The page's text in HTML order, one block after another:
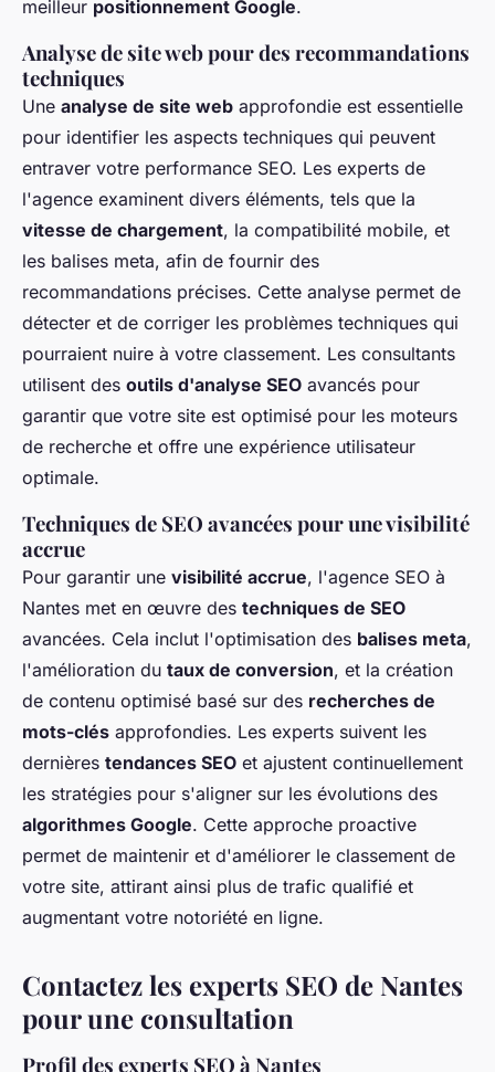
meilleur positionnement Google.
Analyse de site web pour des recommandations
techniques
Une analyse de site web approfondie est essentielle
pour identifier les aspects techniques qui peuvent
entraver votre performance SEO. Les experts de
l'agence examinent divers éléments, tels que la
vitesse de chargement, la compatibilité mobile, et
les balises meta, afin de fournir des
recommandations précises. Cette analyse permet de
détecter et de corriger les problèmes techniques qui
pourraient nuire à votre classement. Les consultants
utilisent des outils d'analyse SEO avancés pour
garantir que votre site est optimisé pour les moteurs
de recherche et offre une expérience utilisateur
optimale.
Techniques de SEO avancées pour une visibilité
accrue
Pour garantir une visibilité accrue, l'agence SEO à
Nantes met en œuvre des techniques de SEO
avancées. Cela inclut l'optimisation des balises meta,
l'amélioration du taux de conversion, et la création
de contenu optimisé basé sur des recherches de
mots-clés approfondies. Les experts suivent les
dernières tendances SEO et ajustent continuellement
les stratégies pour s'aligner sur les évolutions des
algorithmes Google. Cette approche proactive
permet de maintenir et d'améliorer le classement de
votre site, attirant ainsi plus de trafic qualifié et
augmentant votre notoriété en ligne.
Contactez les experts SEO de Nantes
pour une consultation
Profil des experts SEO à Nantes